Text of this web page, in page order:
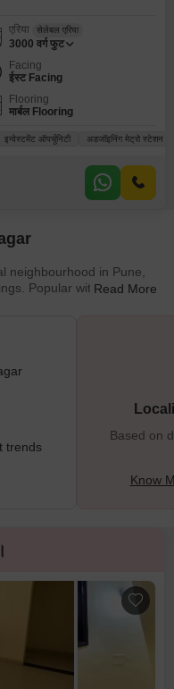
एरिया सेलेबल एरिया
3000 वर्ग फुट
Facing
ईस्ट Facing
Flooring
मार्बल Flooring
इन्वेस्टमेंट ऑपर्चूनिटी अडजॉइनिंग मेट्रो स्टेशन
neighbourhood in Pune,
Popular with tourists,
to the Pune airport and
after Neelkanth
Great About Kalyani
Read More
trends
Based on
Know